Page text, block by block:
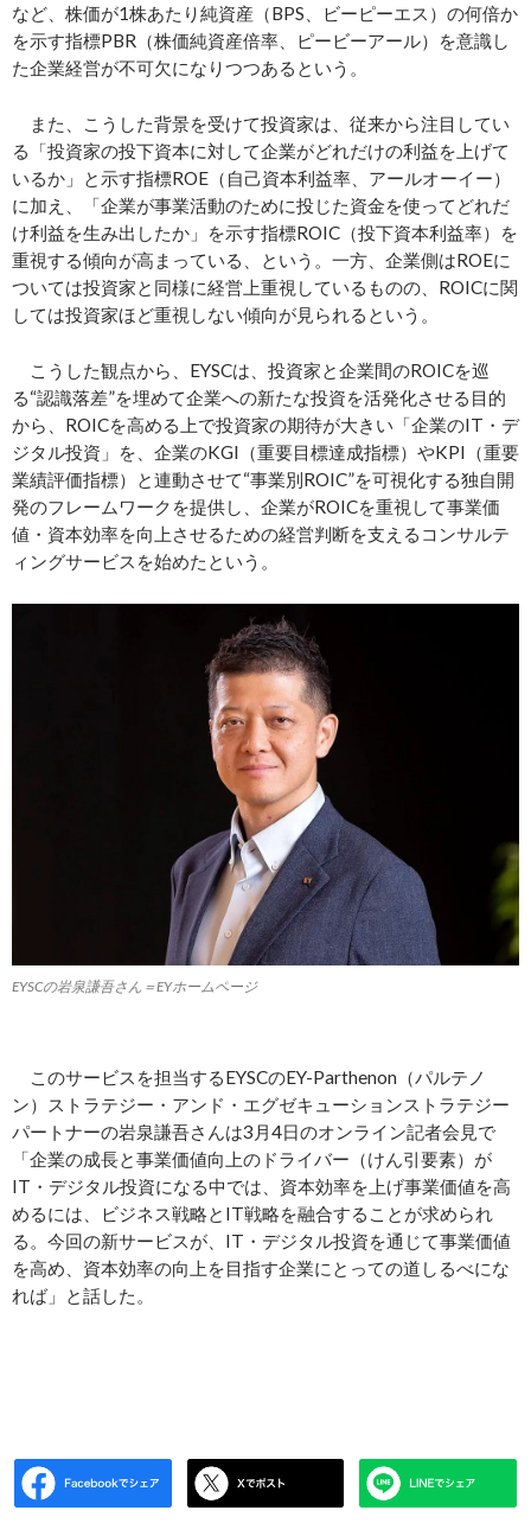
など、株価が1株あたり純資産（BPS、ビーピーエス）の何倍か
を示す指標PBR（株価純資産倍率、ピービーアール）を意識し
た企業経営が不可欠になりつつあるという。
また、こうした背景を受けて投資家は、従来から注目してい
る「投資家の投下資本に対して企業がどれだけの利益を上げて
いるか」と示す指標ROE（自己資本利益率、アールオーイー）
に加え、「企業が事業活動のために投じた資金を使ってどれだ
け利益を生み出したか」を示す指標ROIC（投下資本利益率）を
重視する傾向が高まっている、という。一方、企業側はROEに
ついては投資家と同様に経営上重視しているものの、ROICに関
しては投資家ほど重視しない傾向が見られるという。
こうした観点から、EYSCは、投資家と企業間のROICを巡
る“認識落差”を埋めて企業への新たな投資を活発化させる目的
から、ROICを高める上で投資家の期待が大きい「企業のIT・デ
ジタル投資」を、企業のKGI（重要目標達成指標）やKPI（重要
業績評価指標）と連動させて“事業別ROIC”を可視化する独自開
発のフレームワークを提供し、企業がROICを重視して事業価
値・資本効率を向上させるための経営判断を支えるコンサルテ
ィングサービスを始めたという。
EYSCの岩泉謙吾さん＝EYホームページ
このサービスを担当するEYSCのEY-Parthenon（パルテノ
ン）ストラテジー・アンド・エグゼキューションストラテジー
パートナーの岩泉謙吾さんは3月4日のオンライン記者会見で
「企業の成長と事業価値向上のドライバー（けん引要素）が
IT・デジタル投資になる中では、資本効率を上げ事業価値を高
めるには、ビジネス戦略とIT戦略を融合することが求められ
る。今回の新サービスが、IT・デジタル投資を通じて事業価値
を高め、資本効率の向上を目指す企業にとっての道しるべにな
れば」と話した。